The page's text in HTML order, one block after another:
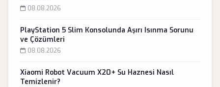
08.08.2026
PlayStation 5 Slim Konsolunda Aşırı Isınma Sorunu
ve Çözümleri
08.08.2026
Xiaomi Robot Vacuum X20+ Su Haznesi Nasıl
Temizlenir?